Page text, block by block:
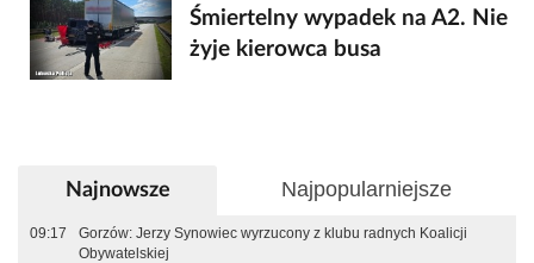
Śmiertelny wypadek na A2. Nie
żyje kierowca busa
Najnowsze Najpopularniejsze
09:17
Gorzów: Jerzy Synowiec wyrzucony z klubu radnych Koalicji
Obywatelskiej